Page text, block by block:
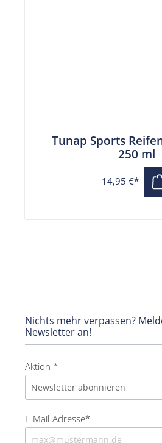
Tunap Sports
250 ml
14,95 €*
Nichts mehr verpassen?
Newsletter an!
Aktion *
E-Mail-Adresse*